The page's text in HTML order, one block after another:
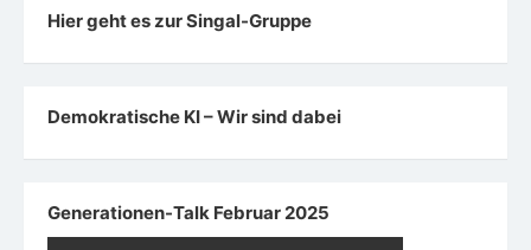
Hier geht es zur Singal-Gruppe
Demokratische KI – Wir sind dabei
Generationen-Talk Februar 2025